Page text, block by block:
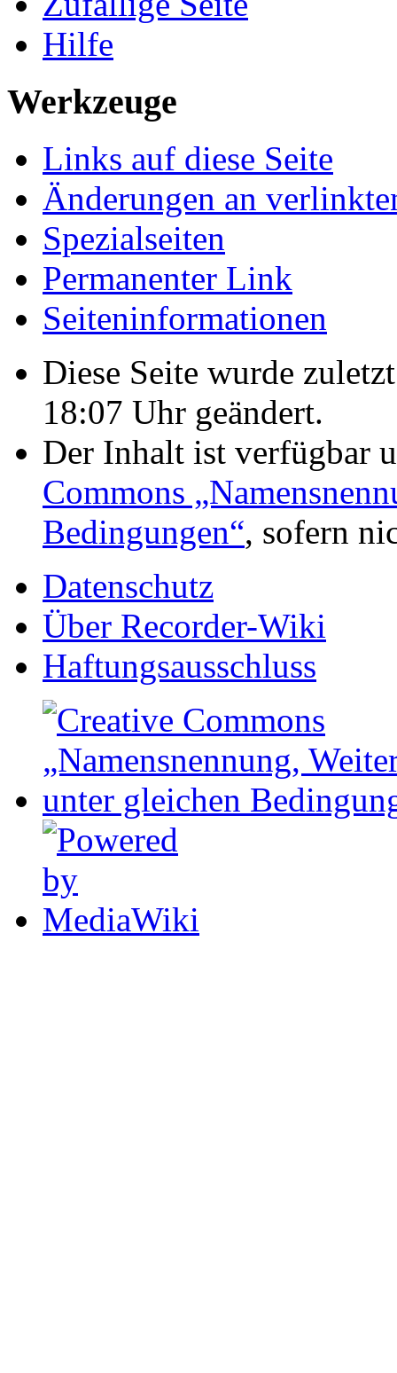
Hilfe
Werkzeuge
Links auf diese Seite
Änderungen an
Spezialseiten
Permanenter Link
Seiten­informationen
Diese Seite wurde
18:07 Uhr geändert.
Der Inhalt ist verfügbar
Commons
Bedingungen“, sofern
Datenschutz
Über Recorder-Wiki
Haftungsausschluss